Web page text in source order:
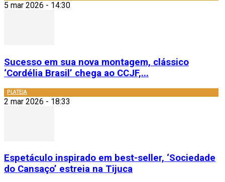
5 mar 2026 - 14:30
Sucesso em sua nova montagem, clássico
‘Cordélia Brasil’ chega ao CCJF,...
PLATEIA
2 mar 2026 - 18:33
Espetáculo inspirado em best-seller, ‘Sociedade
do Cansaço’ estreia na Tijuca